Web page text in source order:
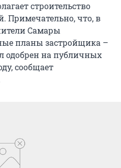
строительство
Примечательно, что, в
Самары
планы застройщика –
одобрен на публичных
сообщает